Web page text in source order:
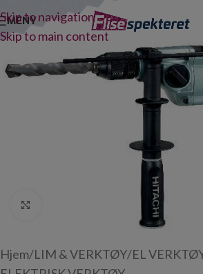
Skip to navigation
Skip to main content
MENY
Hjem/LIM & VERKTØY/EL